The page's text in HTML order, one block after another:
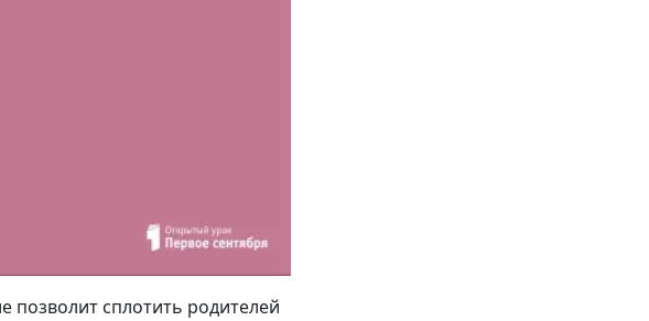
позволит сплотить родителей